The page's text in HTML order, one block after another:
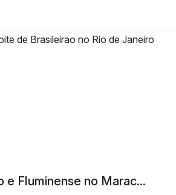
e Fluminense no Marac...